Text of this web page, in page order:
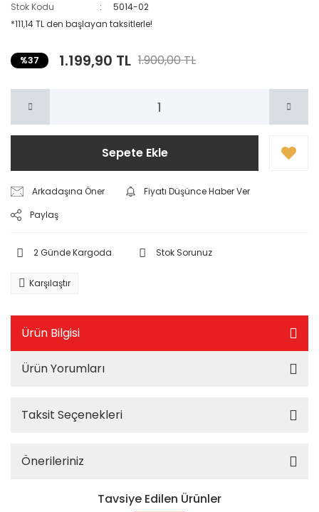
Stok Kodu
5014-02
*111,14 TL den başlayan taksitlerle!
%37 1.199,90 TL 1.900,00 TL
Sepete Ekle
Arkadaşına Öner
Fiyatı Düşünce Haber Ver
Paylaş
2 Günde Kargoda Stok Sorunuz
Karşılaştır
Ürün Bilgisi
Ürün Yorumları
Taksit Seçenekleri
Önerileriniz
Tavsiye Edilen Ürünler